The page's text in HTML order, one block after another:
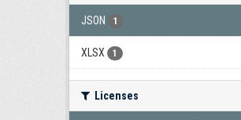
JSON 1
XLSX 1
Licenses